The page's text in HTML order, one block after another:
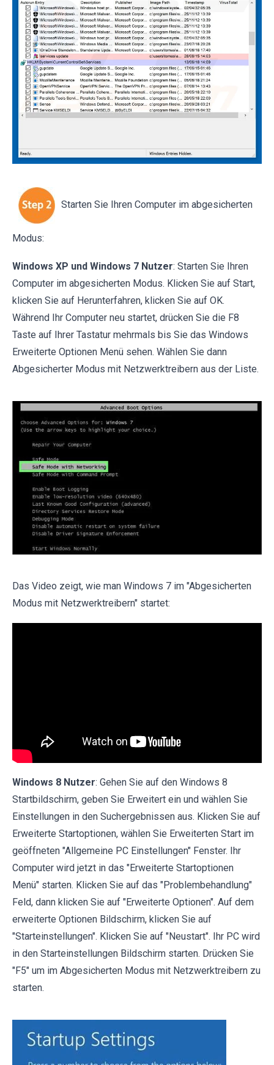
Starten Sie Ihren Computer im abgesicherten
Modus:
Windows XP und Windows 7 Nutzer: Starten Sie Ihren
Computer im abgesicherten Modus. Klicken Sie auf Start,
klicken Sie auf Herunterfahren, klicken Sie auf OK.
Während Ihr Computer neu startet, drücken Sie die F8
Taste auf Ihrer Tastatur mehrmals bis Sie das Windows
Erweiterte Optionen Menü sehen. Wählen Sie dann
Abgesicherter Modus mit Netzwerktreibern aus der Liste.
Das Video zeigt, wie man Windows 7 im "Abgesicherten
Modus mit Netzwerktreibern" startet:
Windows 8 Nutzer: Gehen Sie auf den Windows 8
Startbildschirm, geben Sie Erweitert ein und wählen Sie
Einstellungen in den Suchergebnissen aus. Klicken Sie auf
Erweiterte Startoptionen, wählen Sie Erweiterten Start im
geöffneten "Allgemeine PC Einstellungen" Fenster. Ihr
Computer wird jetzt in das "Erweiterte Startoptionen
Menü" starten. Klicken Sie auf das "Problembehandlung"
Feld, dann klicken Sie auf "Erweiterte Optionen". Auf dem
erweiterte Optionen Bildschirm, klicken Sie auf
"Starteinstellungen". Klicken Sie auf "Neustart". Ihr PC wird
in den Starteinstellungen Bildschirm starten. Drücken Sie
"F5" um im Abgesicherten Modus mit Netzwerktreibern zu
starten.